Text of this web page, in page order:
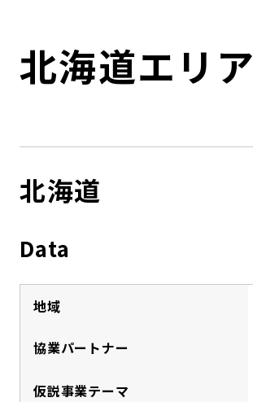
コンプライアンス
ローカル共創イニシアティブ
関連事業
個人投資家のみなさまへ
IRニュース
IRカレンダー
担当役員メッセージ
社会
ガバナンス
ESGデータ集
北海道エリア
北海道
Data
地域
協業パートナー
仮説事業テーマ